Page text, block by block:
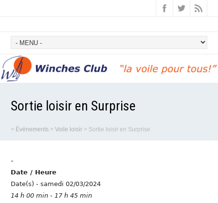
Sortie loisir en Surprise
> Évènements >Voile loisir > Sortie loisir en Surprise
-
Date / Heure
Date(s) - samedi 02/03/2024
14 h 00 min - 17 h 45 min